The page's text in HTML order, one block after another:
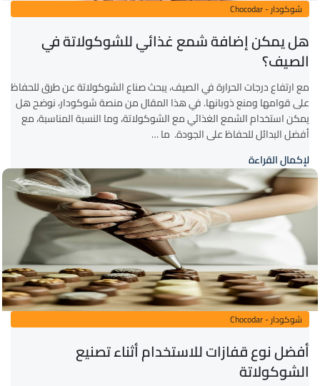
شوكودار - Chocodar
هل يمكن إضافة شمع غذائي للشوكولاتة في
الصيف؟
مع ارتفاع درجات الحرارة في الصيف، يبحث صناع الشوكولاتة عن طرق للحفاظ
على قوامها ومنع ذوبانها. في هذا المقال من منصة شوكودار، نوضح هل
يمكن استخدام الشمع الغذائي مع الشوكولاتة، وما النسبة المناسبة، مع
أفضل البدائل للحفاظ على الجودة. ما …
لإكمال القراءة
شوكودار - Chocodar
أفضل نوع قفازات للاستخدام أثناء تصنيع
الشوكولاتة